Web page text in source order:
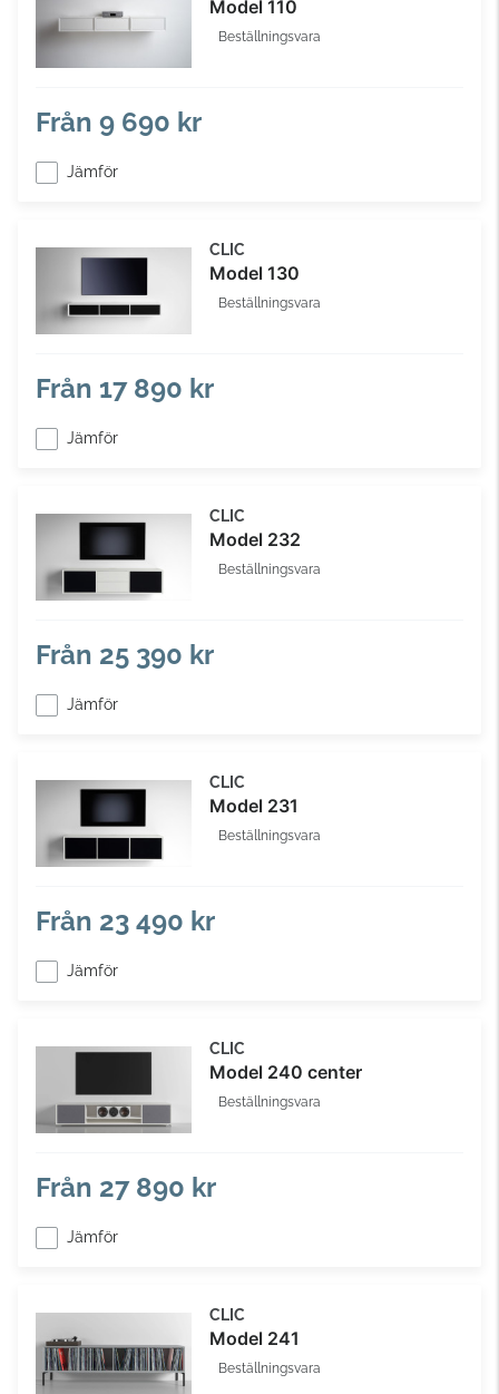
Model 110
Beställningsvara
Från 9 690 kr
Jämför
CLIC
Model 130
Beställningsvara
Från 17 890 kr
Jämför
CLIC
Model 232
Beställningsvara
Från 25 390 kr
Jämför
CLIC
Model 231
Beställningsvara
Från 23 490 kr
Jämför
CLIC
Model 240 center
Beställningsvara
Från 27 890 kr
Jämför
CLIC
Model 241
Beställningsvara